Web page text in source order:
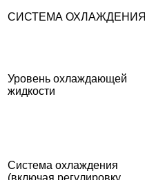
СИСТЕМА ОХЛАЖДЕНИЯ
Уровень охлаждающей
жидкости
Система охлаждения
(включая регулировку